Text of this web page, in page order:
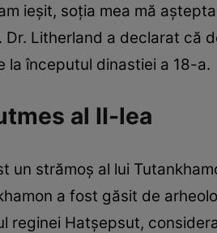
ieşit, soţia mea mă
Dr. Litherland a declarat că
la începutul dinastiei a 18-a.
al II-lea
un strămoş al lui
a fost găsit de
reginei Hatşepsut,